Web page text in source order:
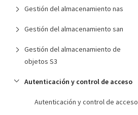
Gestión del almacenamiento nas
Gestión del almacenamiento san
Gestión del almacenamiento de
objetos S3
Autenticación y control de acceso
Autenticación y control de acceso